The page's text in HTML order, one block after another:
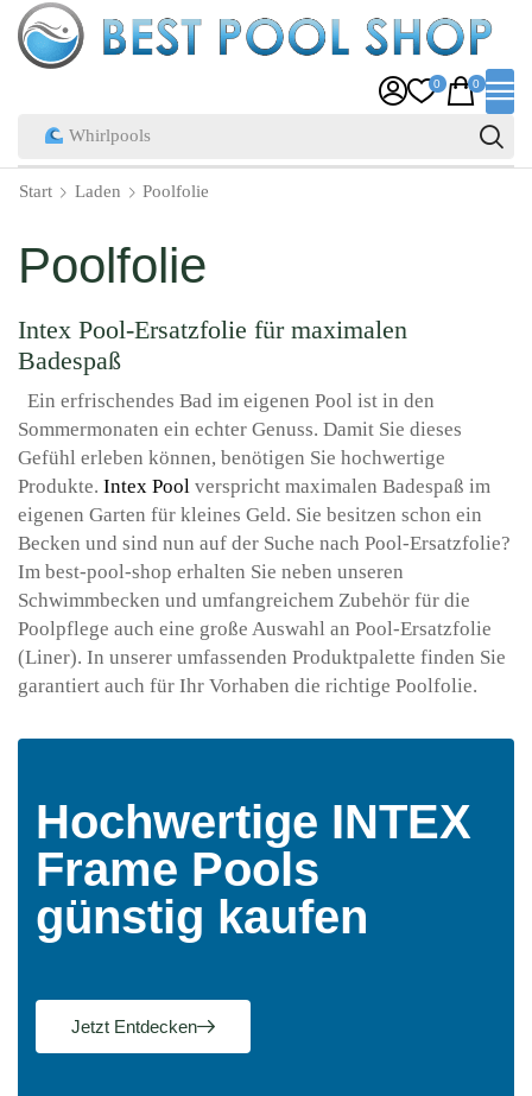
Whirlpools
0 0
Start Laden Poolfolie
Poolfolie
Intex Pool-Ersatzfolie für maximalen
Badespaß
Ein erfrischendes Bad im eigenen Pool ist in den
Sommermonaten ein echter Genuss. Damit Sie dieses
Gefühl erleben können, benötigen Sie hochwertige
Produkte. Intex Pool verspricht maximalen Badespaß im
eigenen Garten für kleines Geld. Sie besitzen schon ein
Becken und sind nun auf der Suche nach Pool-Ersatzfolie?
Im best-pool-shop erhalten Sie neben unseren
Schwimmbecken und umfangreichem Zubehör für die
Poolpflege auch eine große Auswahl an Pool-Ersatzfolie
(Liner). In unserer umfassenden Produktpalette finden Sie
garantiert auch für Ihr Vorhaben die richtige Poolfolie.
Hochwertige INTEX
Frame Pools
günstig kaufen
Jetzt Entdecken